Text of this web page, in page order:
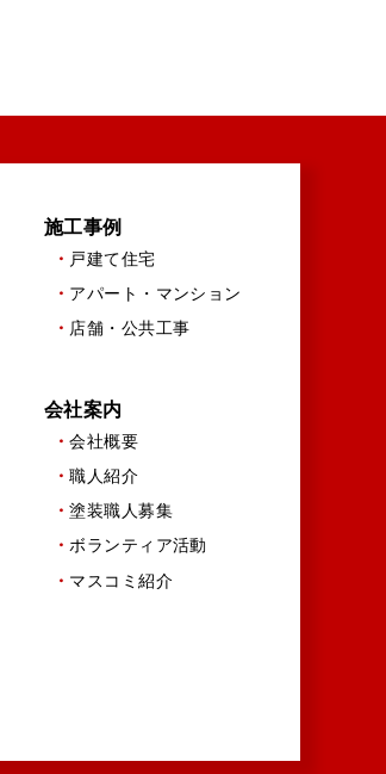
施工事例
戸建て住宅
アパート・マンション
店舗・公共工事
会社案内
会社概要
職人紹介
塗装職人募集
ボランティア活動
マスコミ紹介